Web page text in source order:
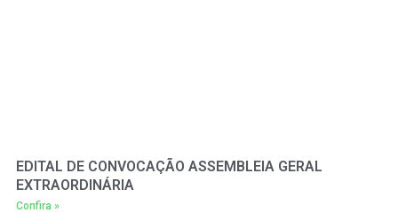
EDITAL DE CONVOCAÇÃO ASSEMBLEIA GERAL
EXTRAORDINÁRIA
Confira »